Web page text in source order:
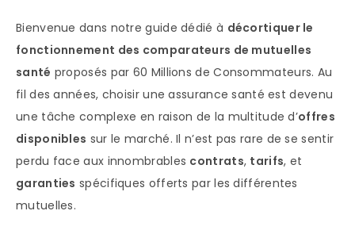
Bienvenue dans notre guide dédié à décortiquer le
fonctionnement des comparateurs de mutuelles
santé proposés par 60 Millions de Consommateurs. Au
fil des années, choisir une assurance santé est devenu
une tâche complexe en raison de la multitude d’offres
disponibles sur le marché. Il n’est pas rare de se sentir
perdu face aux innombrables contrats, tarifs, et
garanties spécifiques offerts par les différentes
mutuelles.